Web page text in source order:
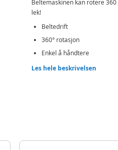
Beltemaskinen kan rotere
lek!
Beltedrift
360° rotasjon
Enkel å håndtere
Tippefunksjon med
Detaljer:
Les hele beskrivelsen